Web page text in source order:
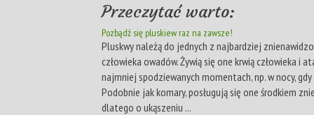
Przeczytać warto:
Pozbądź się pluskiew raz na zawsze!
Pluskwy należą do jednych z najbardziej
człowieka owadów. Żywią się one krwią człowieka i
najmniej spodziewanych momentach, np. w nocy, gdy
Podobnie jak komary, posługują się one środkiem
dlatego o ukąszeniu ...